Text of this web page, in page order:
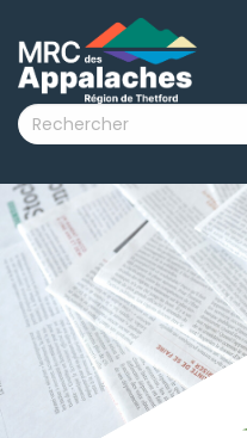
submenu (La MRC )
submenu (Citoyens )
submenu (Visiteurs )
submenu (Nouvelles )
submenu